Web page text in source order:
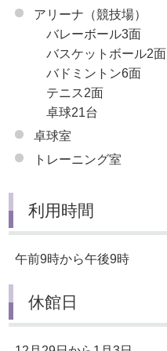
アリーナ（競技場）
バレーボール3面
バスケットボール2面
バドミントン6面
テニス2面
卓球21台
卓球室
トレーニング室
利用時間
午前9時から午後9時
休館日